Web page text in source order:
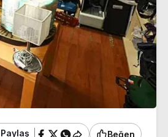
Paylaş Beğen